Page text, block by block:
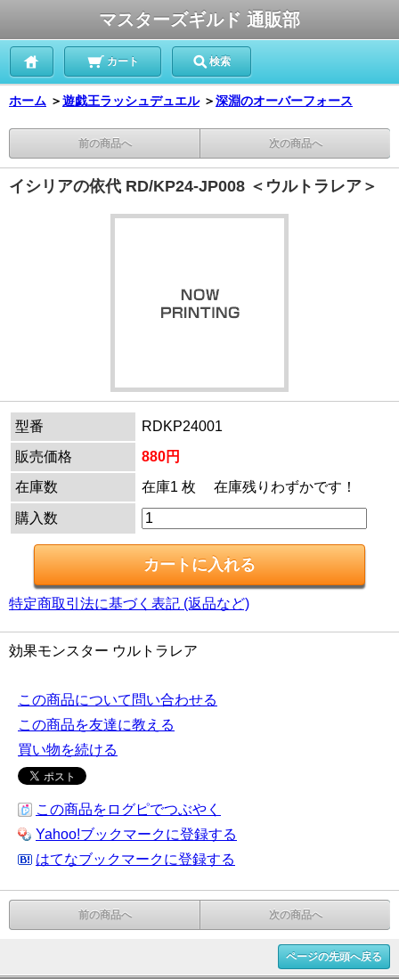
マスターズギルド 通販部
カート 検索
ホーム ＞遊戯王ラッシュデュエル ＞深淵のオーバーフォース
前の商品へ 次の商品へ
イシリアの依代 RD/KP24-JP008 ＜ウルトラレア＞
型番
RDKP24001
販売価格
880円
在庫数
在庫1 枚 在庫残りわずかです！
購入数
特定商取引法に基づく表記 (返品など)
効果モンスター ウルトラレア
この商品について問い合わせる
この商品を友達に教える
買い物を続ける
この商品をログピでつぶやく
Yahoo!ブックマークに登録する
はてなブックマークに登録する
前の商品へ 次の商品へ
ページの先頭へ戻る